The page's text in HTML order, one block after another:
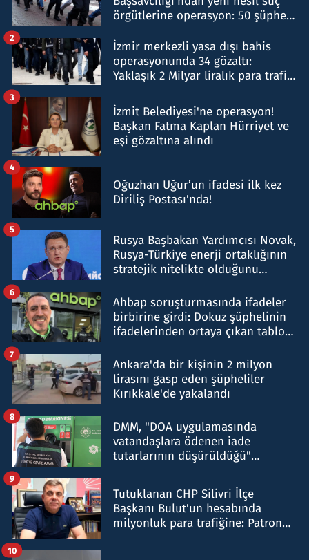
örgütlerine operasyon: 50 şüpheli
İzmir merkezli yasa dışı bahis
operasyonunda 34 gözaltı:
Yaklaşık 2 Milyar liralık para trafiği
2
İzmit Belediyesi'ne operasyon!
Başkan Fatma Kaplan Hürriyet ve
eşi gözaltına alındı
3
Oğuzhan Uğur’un ifadesi ilk kez
Diriliş Postası'nda!
4
Rusya Başbakan Yardımcısı Novak,
Rusya-Türkiye enerji ortaklığının
stratejik nitelikte olduğunu
5
Ahbap soruşturmasında ifadeler
birbirine girdi: Dokuz şüphelinin
ifadelerinden ortaya çıkan tablo
6
Ankara'da bir kişinin 2 milyon
lirasını gasp eden şüpheliler
Kırıkkale'de yakalandı
7
DMM, "DOA uygulamasında
vatandaşlara ödenen iade
tutarlarının düşürüldüğü"
8
Tutuklanan CHP Silivri İlçe
Başkanı Bulut'un hesabında
milyonluk para trafiğine: Patron
9
10